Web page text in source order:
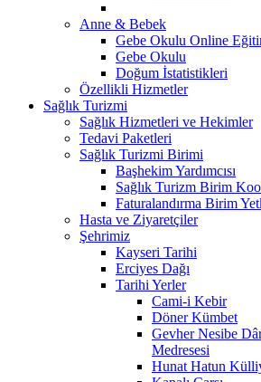
Anne & Bebek
Gebe Okulu Online
Gebe Okulu
Doğum İstatistikleri
Özellikli Hizmetler
Sağlık Turizmi
Sağlık Hizmetleri ve Hekimler
Tedavi Paketleri
Sağlık Turizmi Birimi
Başhekim Yardımcısı
Sağlık Turizm Birim
Faturalandırma Birim
Hasta ve Ziyaretçiler
Şehrimiz
Kayseri Tarihi
Erciyes Dağı
Tarihi Yerler
Cami-i Kebir
Döner Kümbet
Gevher Nesibe
Medresesi
Hunat Hatun